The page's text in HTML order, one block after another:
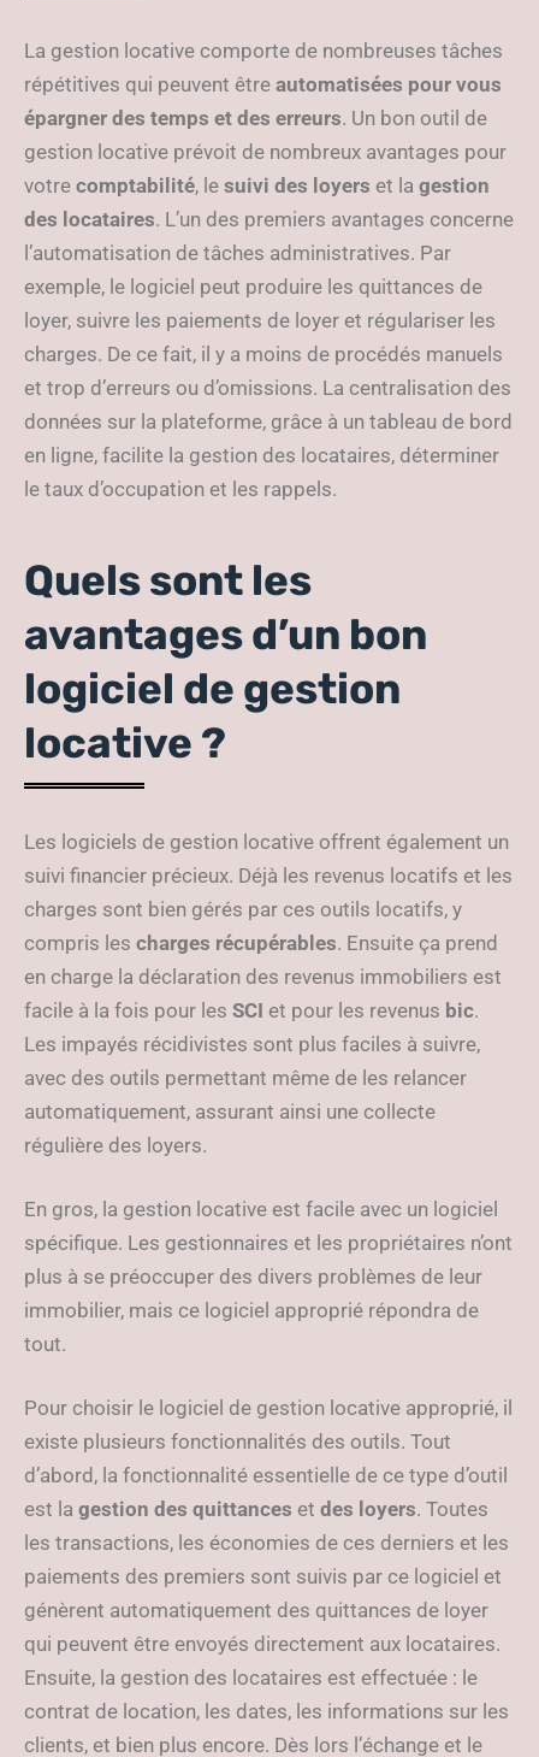
La gestion locative comporte de nombreuses tâches
répétitives qui peuvent être automatisées pour vous
épargner des temps et des erreurs. Un bon outil de
gestion locative prévoit de nombreux avantages pour
votre comptabilité, le suivi des loyers et la gestion
des locataires. L’un des premiers avantages concerne
l’automatisation de tâches administratives. Par
exemple, le logiciel peut produire les quittances de
loyer, suivre les paiements de loyer et régulariser les
charges. De ce fait, il y a moins de procédés manuels
et trop d’erreurs ou d’omissions. La centralisation des
données sur la plateforme, grâce à un tableau de bord
en ligne, facilite la gestion des locataires, déterminer
le taux d’occupation et les rappels.
Quels sont les
avantages d’un bon
logiciel de gestion
locative ?
Les logiciels de gestion locative offrent également un
suivi financier précieux. Déjà les revenus locatifs et les
charges sont bien gérés par ces outils locatifs, y
compris les charges récupérables. Ensuite ça prend
en charge la déclaration des revenus immobiliers est
facile à la fois pour les SCI et pour les revenus bic.
Les impayés récidivistes sont plus faciles à suivre,
avec des outils permettant même de les relancer
automatiquement, assurant ainsi une collecte
régulière des loyers.
En gros, la gestion locative est facile avec un logiciel
spécifique. Les gestionnaires et les propriétaires n’ont
plus à se préoccuper des divers problèmes de leur
immobilier, mais ce logiciel approprié répondra de
tout.
Pour choisir le logiciel de gestion locative approprié, il
existe plusieurs fonctionnalités des outils. Tout
d’abord, la fonctionnalité essentielle de ce type d’outil
est la gestion des quittances et des loyers. Toutes
les transactions, les économies de ces derniers et les
paiements des premiers sont suivis par ce logiciel et
génèrent automatiquement des quittances de loyer
qui peuvent être envoyés directement aux locataires.
Ensuite, la gestion des locataires est effectuée : le
contrat de location, les dates, les informations sur les
clients, et bien plus encore. Dès lors l’échange et le